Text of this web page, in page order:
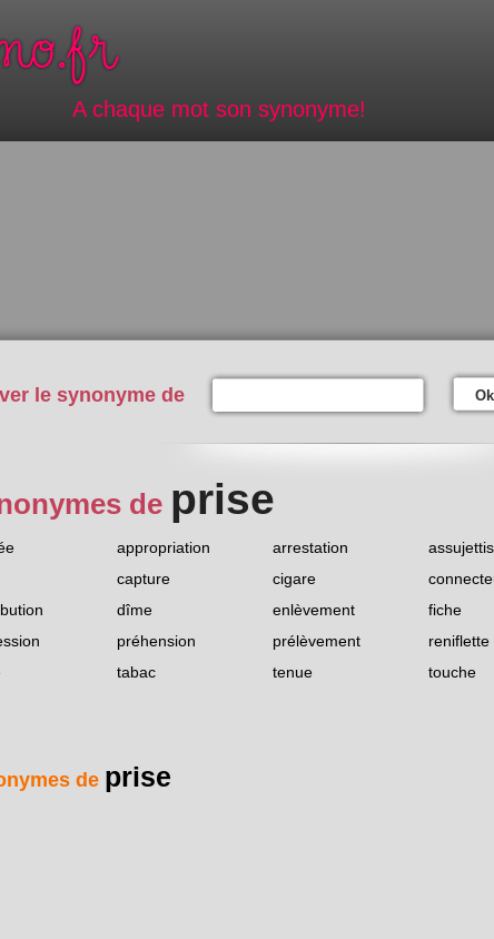
A chaque mot son synonyme!
le synonyme de Ok
de prise
appropriation arrestation
capture cigare
dîme enlèvement fiche
préhension prélèvement reniflette
tabac tenue touche
de prise